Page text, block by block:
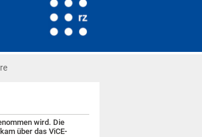
wird. Die
über das ViCE-